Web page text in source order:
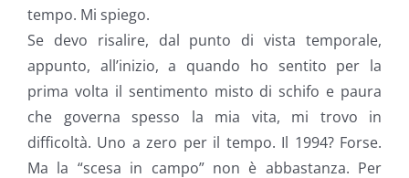
tempo. Mi spiego.
Se devo risalire, dal punto di vista temporale,
appunto, all’inizio, a quando ho sentito per la
prima volta il sentimento misto di schifo e paura
che governa spesso la mia vita, mi trovo in
difficoltà. Uno a zero per il tempo. Il 1994? Forse.
Ma la “scesa in campo” non è abbastanza. Per